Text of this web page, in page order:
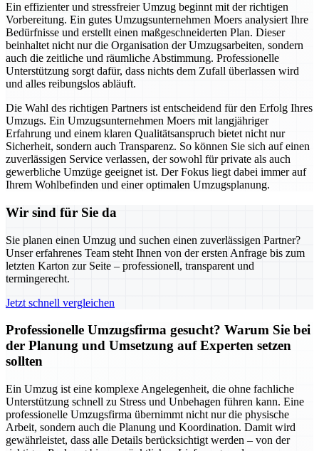
Ein effizienter und stressfreier Umzug beginnt mit der richtigen
Vorbereitung. Ein gutes Umzugsunternehmen Moers analysiert Ihre
Bedürfnisse und erstellt einen maßgeschneiderten Plan. Dieser
beinhaltet nicht nur die Organisation der Umzugsarbeiten, sondern
auch die zeitliche und räumliche Abstimmung. Professionelle
Unterstützung sorgt dafür, dass nichts dem Zufall überlassen wird
und alles reibungslos abläuft.
Die Wahl des richtigen Partners ist entscheidend für den Erfolg Ihres
Umzugs. Ein Umzugsunternehmen Moers mit langjähriger
Erfahrung und einem klaren Qualitätsanspruch bietet nicht nur
Sicherheit, sondern auch Transparenz. So können Sie sich auf einen
zuverlässigen Service verlassen, der sowohl für private als auch
gewerbliche Umzüge geeignet ist. Der Fokus liegt dabei immer auf
Ihrem Wohlbefinden und einer optimalen Umzugsplanung.
Wir sind für Sie da
Sie planen einen Umzug und suchen einen zuverlässigen Partner?
Unser erfahrenes Team steht Ihnen von der ersten Anfrage bis zum
letzten Karton zur Seite – professionell, transparent und
termingerecht.
Jetzt schnell vergleichen
Professionelle Umzugsfirma gesucht? Warum Sie bei
der Planung und Umsetzung auf Experten setzen
sollten
Ein Umzug ist eine komplexe Angelegenheit, die ohne fachliche
Unterstützung schnell zu Stress und Unbehagen führen kann. Eine
professionelle Umzugsfirma übernimmt nicht nur die physische
Arbeit, sondern auch die Planung und Koordination. Damit wird
gewährleistet, dass alle Details berücksichtigt werden – von der